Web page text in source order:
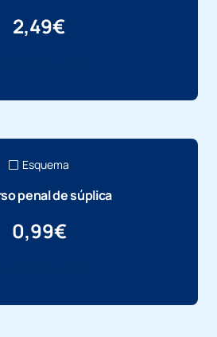
2,49€
Esquema
penal de súplica
0,99€